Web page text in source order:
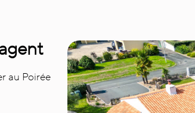
au Poirée